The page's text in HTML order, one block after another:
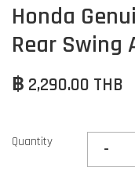
Honda
Rear Swing
฿ 2,290.00 THB
Quantity -